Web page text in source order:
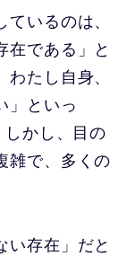
いるのは、
在である」と
たし自身、
」といっ
しかし、目の
雑で、多くの
い存在」だと